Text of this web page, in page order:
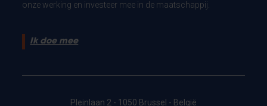
onze werking en investeer mee in de maatschappij.
Ik doe mee
Pleinlaan 2 - 1050 Brussel - België